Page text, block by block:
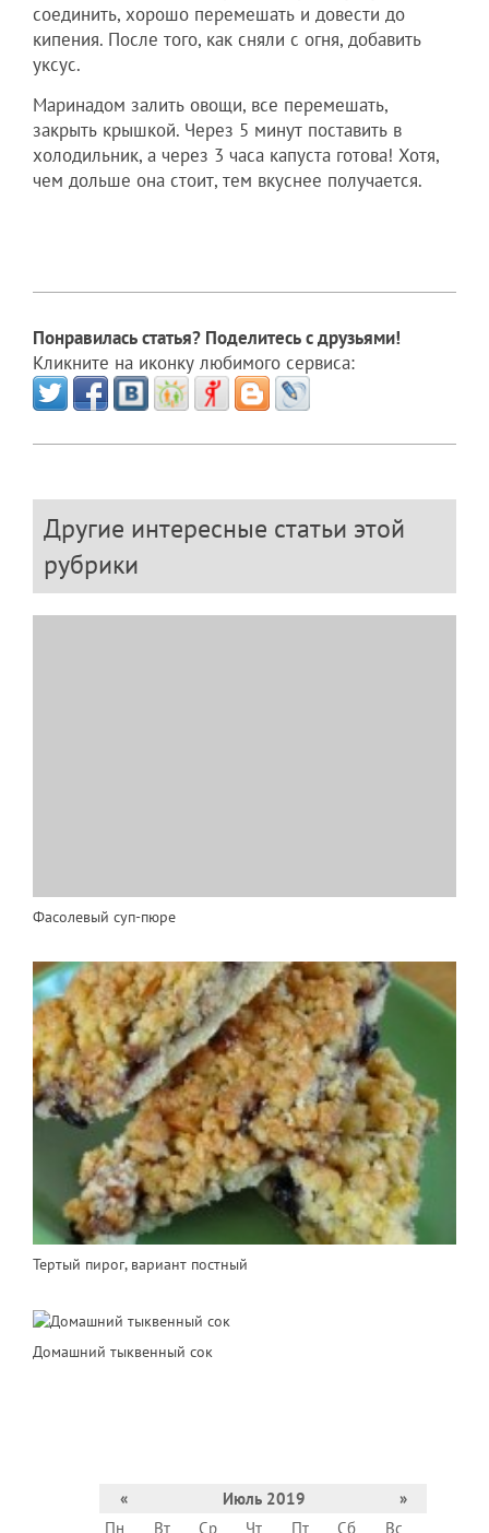
соединить, хорошо перемешать и довести до
кипения. После того, как сняли с огня, добавить
уксус.
Маринадом залить овощи, все перемешать,
закрыть крышкой. Через 5 минут поставить в
холодильник, а через 3 часа капуста готова! Хотя,
чем дольше она стоит, тем вкуснее получается.
Понравилась статья? Поделитесь с друзьями!
Кликните на иконку любимого сервиса:
Другие интересные статьи этой
рубрики
Фасолевый суп-пюре
Тертый пирог, вариант постный
Домашний тыквенный сок
« Июль 2019
»
Пн
Вт Ср Чт Пт Сб Вс